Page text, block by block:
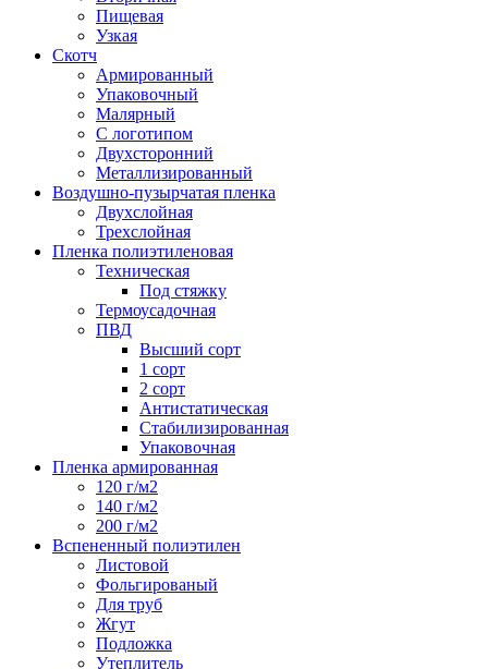
Пищевая
Узкая
Скотч
Армированный
Упаковочный
Малярный
С логотипом
Двухсторонний
Металлизированный
Воздушно-пузырчатая пленка
Двухслойная
Трехслойная
Пленка полиэтиленовая
Техническая
Под стяжку
Термоусадочная
ПВД
Высший сорт
1 сорт
2 сорт
Антистатическая
Стабилизированная
Упаковочная
Пленка армированная
120 г/м2
140 г/м2
200 г/м2
Вспененный полиэтилен
Листовой
Фольгированый
Для труб
Жгут
Подложка
Утеплитель